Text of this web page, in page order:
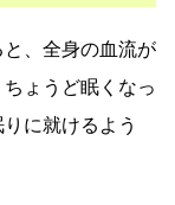
、全身の血流が
ょうど眠くなっ
に就けるよう